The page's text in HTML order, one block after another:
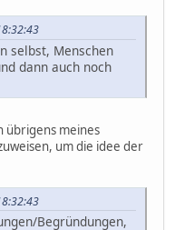
selbst, Menschen
dann auch noch
übrigens meines
um die idee der
Begründungen,